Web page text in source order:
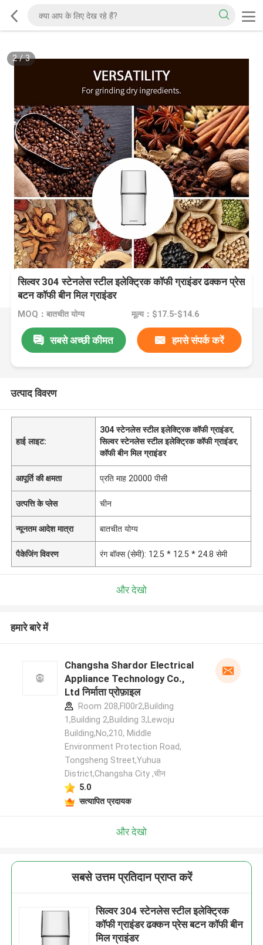
2/3
सिल्वर 304 स्टेनलेस स्टील इलेक्ट्रिक कॉफी ग्राइंडर ढक्कन प्रेस
बटन कॉफी बीन मिल ग्राइंडर
MOQ：बातचीत योग्य मूल्य：$17.5-$14.6
सबसे अच्छी कीमत हमसे संपर्क करें
उत्पाद विवरण
हाई लाइट:
304 स्टेनलेस स्टील इलेक्ट्रिक कॉफी ग्राइंडर,
सिल्वर स्टेनलेस स्टील इलेक्ट्रिक कॉफी ग्राइंडर,
कॉफी बीन मिल ग्राइंडर
आपूर्ति की क्षमता प्रति माह 20000 पीसी
उत्पत्ति के प्लेस चीन
न्यूनतम आदेश मात्रा बातचीत योग्य
पैकेजिंग विवरण रंग बॉक्स (सेमी): 12.5 * 12.5 * 24.8 सेमी
और देखो
हमारे बारे में
Changsha Shardor Electrical
Appliance Technology Co.,
Ltd निर्माता प्रोफ़ाइल
Room 208,Fl00r2,Building
1,Building 2,Building 3,Lewoju
Building,No,210, Middle
Environment Protection Road,
Tongsheng Street,Yuhua
District,Changsha City ,चीन
5.0
सत्यापित प्रदायक
और देखो
सबसे उत्तम प्रतिदान प्राप्त करें
सिल्वर 304 स्टेनलेस स्टील इलेक्ट्रिक
कॉफी ग्राइंडर ढक्कन प्रेस बटन कॉफी बीन
मिल ग्राइंडर